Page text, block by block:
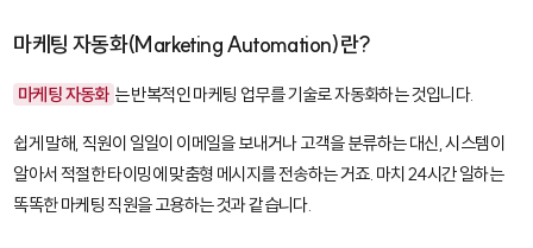
마케팅 자동화(Marketing Automation)란?
마케팅 자동화 는 반복적인 마케팅 업무를 기술로 자동화하는 것입니다.
쉽게 말해, 직원이 일일이 이메일을 보내거나 고객을 분류하는 대신, 시스템이
알아서 적절한 타이밍에 맞춤형 메시지를 전송하는 거죠. 마치 24시간 일하는
똑똑한 마케팅 직원을 고용하는 것과 같습니다.